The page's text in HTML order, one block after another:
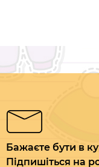
Бажаєте бути в
Підпишіться на